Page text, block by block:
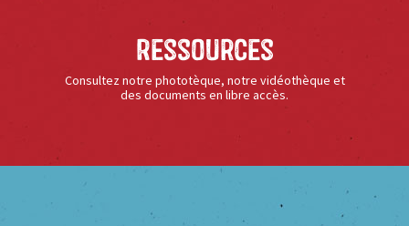
Ressources
Consultez notre phototèque, notre vidéothèque et
des documents en libre accès.